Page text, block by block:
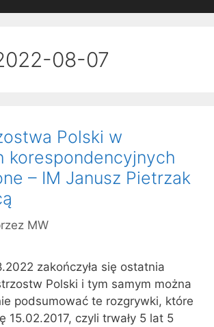
08-07
Polski w
korespondencyjnych
– IM Janusz Pietrzak
MW
zakończyła się ostatnia
Polski i tym samym można
podsumować te rozgrywki, które
15.02.2017, czyli trwały 5 lat 5